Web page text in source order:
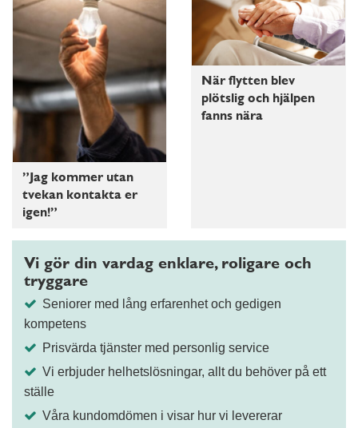
”Jag kommer utan
tvekan kontakta er
igen!”
När flytten blev
plötslig och hjälpen
fanns nära
Vi gör din vardag enklare, roligare och
tryggare
Seniorer med lång erfarenhet och gedigen
kompetens
Prisvärda tjänster med personlig service
Vi erbjuder helhetslösningar, allt du behöver på ett
ställe
Våra kundomdömen i visar hur vi levererar